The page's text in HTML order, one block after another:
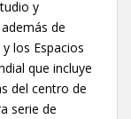
y
de
los Espacios
que incluye
del centro de
serie de